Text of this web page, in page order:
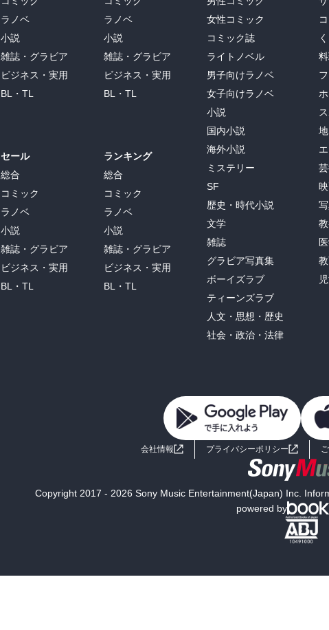
ラノベ
小説
雑誌・グラビア
ビジネス・実用
BL・TL
セール
総合
コミック
ラノベ
小説
雑誌・グラビア
ビジネス・実用
BL・TL
ラノベ
小説
雑誌・グラビア
ビジネス・実用
BL・TL
ランキング
総合
コミック
ラノベ
小説
雑誌・グラビア
ビジネス・実用
BL・TL
女性コミック
コミック誌
ライトノベル
男子向けラノベ
女子向けラノベ
小説
国内小説
海外小説
ミステリー
SF
歴史・時代小説
文学
雑誌
グラビア写真集
ボーイズラブ
ティーンズラブ
人文・思想・歴史
社会・政治・法律
会社情報 プライバシーポリシー
Copyright 2017 - 2026 Sony Music Entertainment(Japan) Inc.
powered by